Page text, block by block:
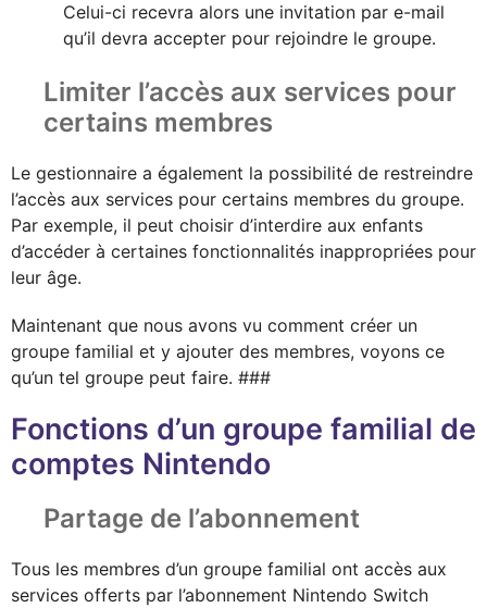
Celui-ci recevra alors une invitation par e-mail
qu’il devra accepter pour rejoindre le groupe.
Limiter l’accès aux services pour
certains membres
Le gestionnaire a également la possibilité de restreindre
l’accès aux services pour certains membres du groupe.
Par exemple, il peut choisir d’interdire aux enfants
d’accéder à certaines fonctionnalités inappropriées pour
leur âge.
Maintenant que nous avons vu comment créer un
groupe familial et y ajouter des membres, voyons ce
qu’un tel groupe peut faire. ###
Fonctions d’un groupe familial de
comptes Nintendo
Partage de l’abonnement
Tous les membres d’un groupe familial ont accès aux
services offerts par l’abonnement Nintendo Switch